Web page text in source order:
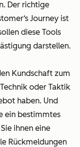
Der richtige
Journey ist
diese Tools
darstellen.
Kundschaft zum
oder Taktik
haben. Und
ein bestimmtes
ihnen eine
Rückmeldungen